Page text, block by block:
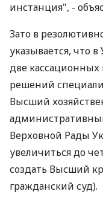
инстанция", -
Зато в
указывается, что
две
решений
Высший
Верховной Рады
увеличиться до
создать Высший
гражданский суд).